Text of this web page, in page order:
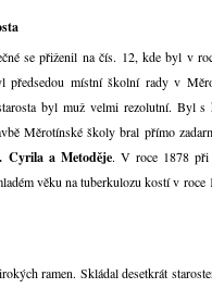
se přiženil na čís. 12, kde byl v
předsedou místní školní rady v
byl muž velmi rezolutní. Byl
Měrotínské školy bral přímo
Cyrila a Metoděje. V roce 1878 při
věku na tuberkulozu kostí v roce
ramen. Skládal desetkrát